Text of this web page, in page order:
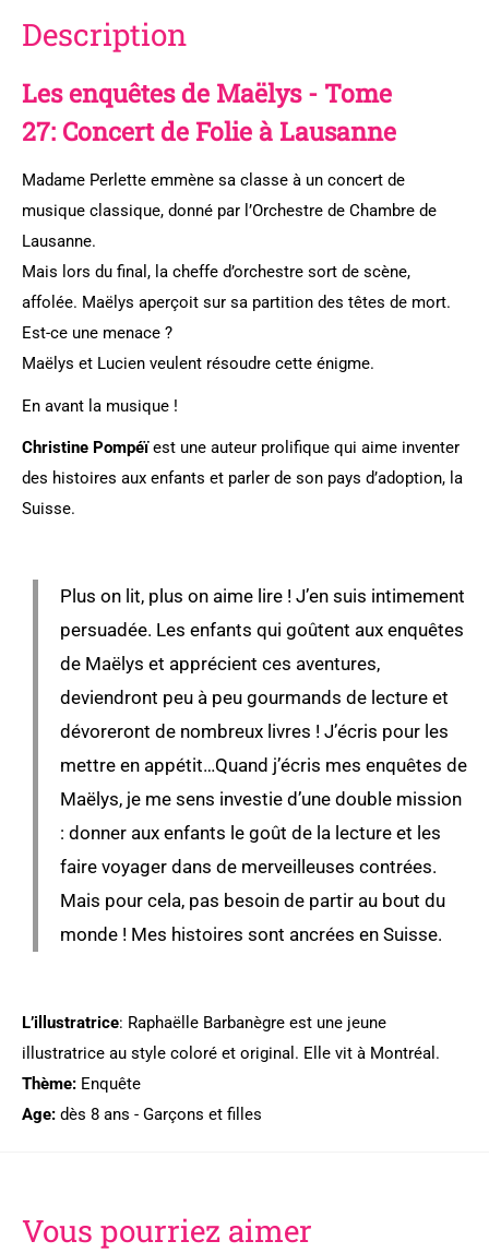
Description
Les enquêtes de Maëlys - Tome
27: Concert de Folie à Lausanne
Madame Perlette emmène sa classe à un concert de
musique classique, donné par l’Orchestre de Chambre de
Lausanne.
Mais lors du final, la cheffe d’orchestre sort de scène,
affolée. Maëlys aperçoit sur sa partition des têtes de mort.
Est-ce une menace ?
Maëlys et Lucien veulent résoudre cette énigme.
En avant la musique !
Christine Pompéïest une auteur prolifique qui aime inventer
des histoires aux enfants et parler de son pays d’adoption, la
Suisse.
Plus on lit, plus on aime lire ! J’en suis intimement
persuadée. Les enfants qui goûtent aux enquêtes
de Maëlys et apprécient ces aventures,
deviendront peu à peu gourmands de lecture et
dévoreront de nombreux livres ! J’écris pour les
mettre en appétit…Quand j’écris mes enquêtes de
Maëlys, je me sens investie d’une double mission
: donner aux enfants le goût de la lecture et les
faire voyager dans de merveilleuses contrées.
Mais pour cela, pas besoin de partir au bout du
monde ! Mes histoires sont ancrées en Suisse.
L’illustratrice: Raphaëlle Barbanègre est une jeune
illustratrice au style coloré et original. Elle vit à Montréal.
Thème: Enquête
Age: dès 8 ans - Garçons et filles
Vous pourriez aimer